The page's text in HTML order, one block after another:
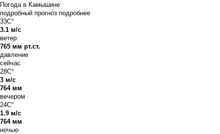
Погода в Камышине
подробный прогноз подробнее
33C°
3.1 м/с
ветер
765 мм рт.ст.
давление
сейчас
28C°
3 м/с
764 мм
вечером
24C°
1.9 м/с
764 мм
ночью